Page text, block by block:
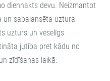
diennakts devu. Neizmantot
sabalansēta uztura
uzturs un veselīgs
jutība pret kādu no
zīdīšanas laikā.